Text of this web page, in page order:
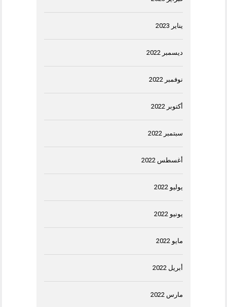
يناير 2023
ديسمبر 2022
نوفمبر 2022
أكتوبر 2022
سبتمبر 2022
أغسطس 2022
يوليو 2022
يونيو 2022
مايو 2022
أبريل 2022
مارس 2022